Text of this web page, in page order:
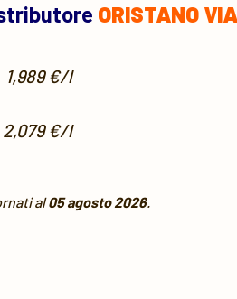
ORISTANO
1,989 €/l
2,079 €/l
al05 agosto 2026.